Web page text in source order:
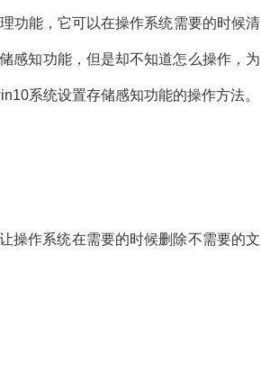
功能，它可以在操作系统需要的时候清
感知功能，但是却不知道怎么操作，为
系统设置存储感知功能的操作方法。
作系统在需要的时候删除不需要的文